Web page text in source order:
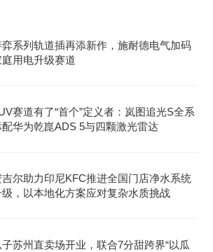
弈系列轨道插再添新作，施耐德电气加码
庭用电升级赛道
赛道有了“首个”定义者：岚图追光S全系
配华为乾崑ADS 5与四颗激光雷达
吉尔助力印尼KFC推进全国门店净水系统
级，以本地化方案应对复杂水质挑战
子苏州直卖场开业，联合7分甜跨界“以瓜